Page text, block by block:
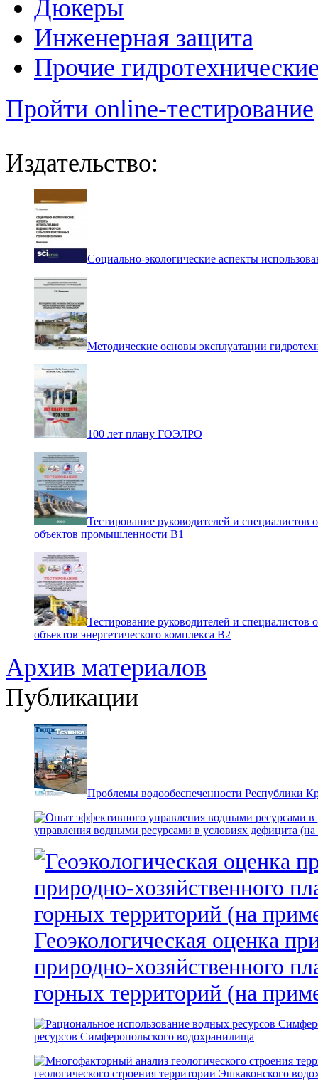
Дюкеры
Инженерная защита
Прочие
Пройти online-тестирование
Издательство:
Социально-экологические аспекты
Методические основы эксплуатации
100 лет плану ГОЭЛРО
Тестирование руководителей и специалистов
объектов промышленности В1
Тестирование руководителей и специалистов
объектов энергетического комплекса В2
Архив материалов
Публикации
Проблемы водообеспеченности Республики
управления водными ресурсами в условиях дефицита
Геоэкологическая оценка
природно-хозяйственного
горных территорий (на
ресурсов Симферопольского водохранилища
геологического строения территории Эшкаконского